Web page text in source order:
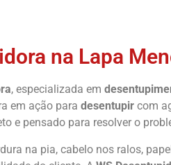
na Lapa
, especializada em
em ação para desentupircom
e pensado para resolver o
na pia, cabelo nos ralos,